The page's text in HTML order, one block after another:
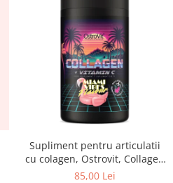
Supliment pentru articulatii
cu colagen, Ostrovit, Collagen
+ Vitamina C, 400 de grame,
85,00 Lei